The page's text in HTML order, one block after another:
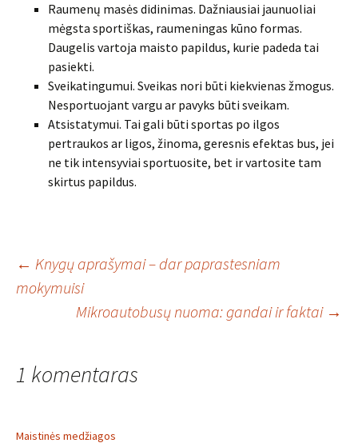
Raumenų masės didinimas. Dažniausiai jaunuoliai
mėgsta sportiškas, raumeningas kūno formas.
Daugelis vartoja maisto papildus, kurie padeda tai
pasiekti.
Sveikatingumui. Sveikas nori būti kiekvienas žmogus.
Nesportuojant vargu ar pavyks būti sveikam.
Atsistatymui. Tai gali būti sportas po ilgos
pertraukos ar ligos, žinoma, geresnis efektas bus, jei
ne tik intensyviai sportuosite, bet ir vartosite tam
skirtus papildus.
Įrašo
navigacija
← Knygų aprašymai – dar paprastesniam
mokymuisi
Mikroautobusų nuoma: gandai ir faktai →
1 komentaras
Maistinės medžiagos